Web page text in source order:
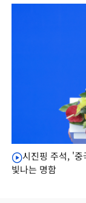
시진핑 주석, '
빛나는 명함